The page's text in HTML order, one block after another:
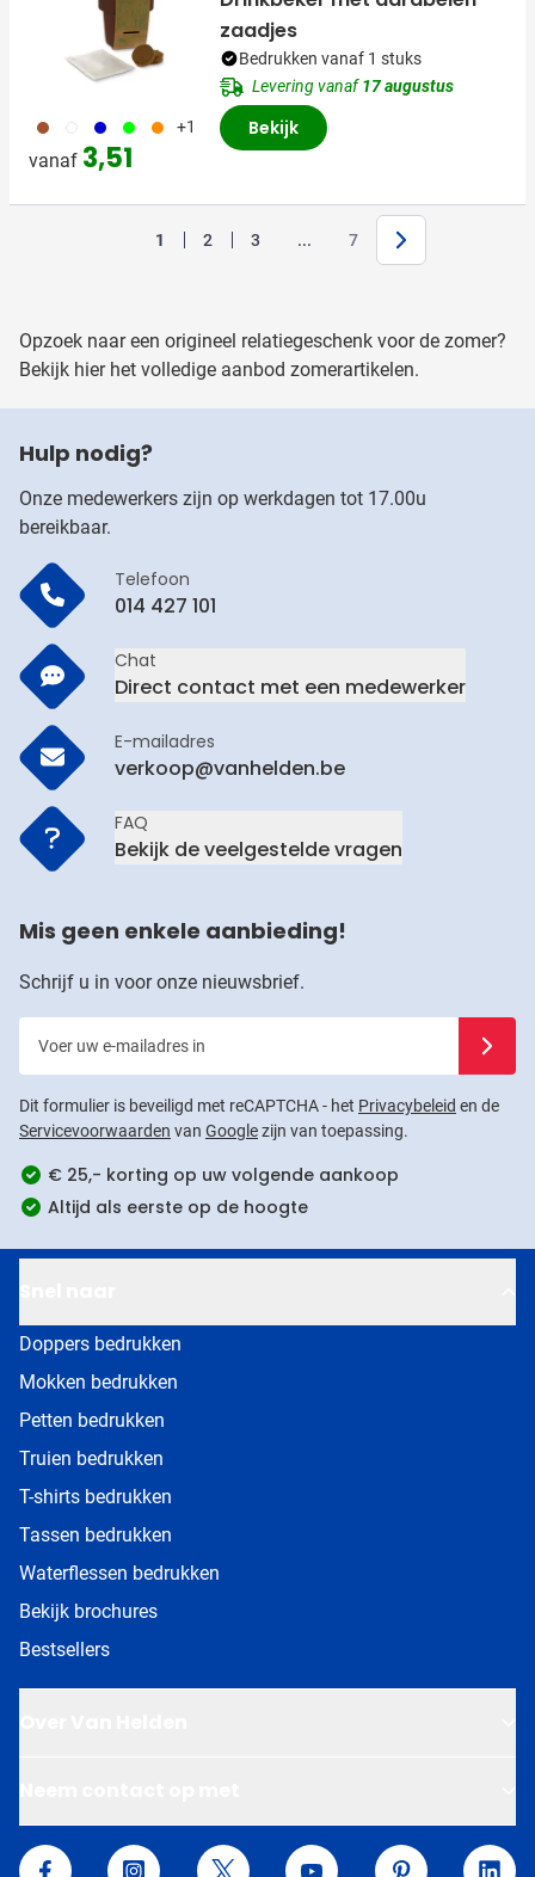
011 002 005 029 007 +1
vanaf 3,51
zaadjes
Bedrukken vanaf 1 stuks
Levering vanaf17 augustus
Bekijk
U lees momenteel pagina
1 Pagina
2 Pagina
3 Jump forward
... Pagina
7 Volgende
Opzoek naar een origineel relatiegeschenk voor de zomer?
Bekijk hier het volledige aanbod zomerartikelen.
Hulp nodig?
Onze medewerkers zijn op werkdagen tot 17.00u
bereikbaar.
Telefoon
014 427 101
Chat
Direct contact met een medewerker
E-mailadres
verkoop@vanhelden.be
FAQ
Bekijk de veelgestelde vragen
Mis geen enkele aanbieding!
Schrijf u in voor onze nieuwsbrief.
Dit formulier is beveiligd met reCAPTCHA - het Privacybeleid en de
Servicevoorwaarden van Googlezijn van toepassing.
€ 25,- korting op uw volgende aankoop
Altijd als eerste op de hoogte
Doppers bedrukken
Mokken bedrukken
Petten bedrukken
Truien bedrukken
T-shirts bedrukken
Tassen bedrukken
Waterflessen bedrukken
Bekijk brochures
Bestsellers
Van Helden Relatiegeschenken